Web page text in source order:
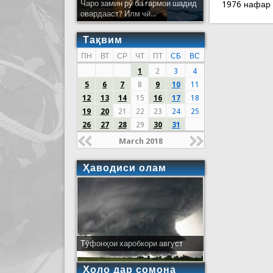
1976 нафар
Чаро замин рӯ ба гармои шадид
овардааст? Илм чӣ...
Тақвим
ПН ВТ СР ЧТ ПТ СБ
ВС
1
2 3
4
5
6 7 8 9 10
11
12
13 14 15 16 17
18
19
20 21 22 23 24
25
26
27 28 29 30 31
March 2018
Ҳаводиси олам
Тӯфонҳои харобкори август
Ҳоло дар сомона